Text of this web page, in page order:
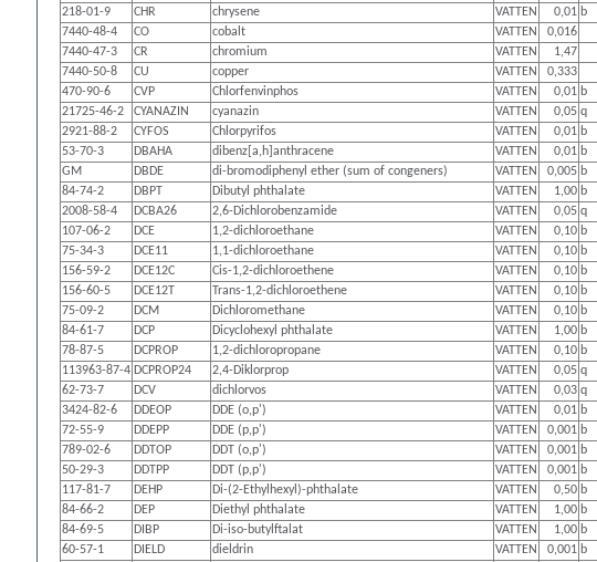
218-01-9
CHR chrysene VATTEN 0,01 b
7440-48-4
CO cobalt VATTEN 0,016
7440-47-3
CR chromium VATTEN 1,47
7440-50-8
CU copper VATTEN 0,333
470-90-6
CVP Chlorfenvinphos VATTEN 0,01 b
21725-46-2
CYANAZIN cyanazin VATTEN 0,05 q
2921-88-2
CYFOS Chlorpyrifos VATTEN 0,01 b
53-70-3
DBAHA dibenz[a,h]anthracene VATTEN 0,01 b
GM
DBDE di-bromodiphenyl ether (sum of congeners) VATTEN 0,005 b
84-74-2
DBPT Dibutyl phthalate VATTEN 1,00 b
2008-58-4
DCBA26 2,6-Dichlorobenzamide VATTEN 0,05 q
107-06-2
DCE 1,2-dichloroethane VATTEN 0,10 b
75-34-3
DCE11 1,1-dichloroethane VATTEN 0,10 b
156-59-2
DCE12C Cis-1,2-dichloroethene VATTEN 0,10 b
156-60-5
DCE12T Trans-1,2-dichloroethene VATTEN 0,10 b
75-09-2
DCM Dichloromethane VATTEN 0,10 b
84-61-7
DCP Dicyclohexyl phthalate VATTEN 1,00 b
78-87-5
DCPROP 1,2-dichloropropane VATTEN 0,10 b
113963-87-4 DCPROP24 2,4-Diklorprop VATTEN 0,05 q
62-73-7
DCV dichlorvos VATTEN 0,03 q
3424-82-6
DDEOP DDE (o,p') VATTEN 0,01 b
72-55-9
DDEPP DDE (p,p') VATTEN 0,001 b
789-02-6
DDTOP DDT (o,p') VATTEN 0,001 b
50-29-3
DDTPP DDT (p,p') VATTEN 0,001 b
117-81-7
DEHP Di-(2-Ethylhexyl)-phthalate VATTEN 0,50 b
84-66-2
DEP Diethyl phthalate VATTEN 1,00 b
84-69-5
DIBP Di-iso-butylftalat VATTEN 1,00 b
60-57-1
DIELD dieldrin VATTEN 0,001 b